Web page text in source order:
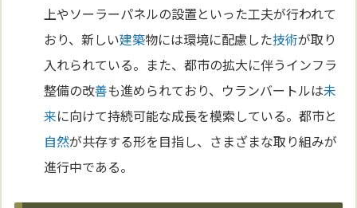
上やソーラーパネルの設置といった工夫が行われて
おり、新しい建築物には環境に配慮した技術が取り
入れられている。また、都市の拡大に伴うインフラ
整備の改善も進められており、ウランバートルは未
来に向けて持続可能な成長を模索している。都市と
自然が共存する形を目指し、さまざまな取り組みが
進行中である。